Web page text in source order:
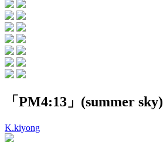
「PM4:13」(summer sky)
K.kiyong